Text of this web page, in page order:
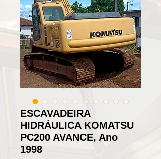
ESCAVADEIRA
HIDRÁULICA KOMATSU
PC200 AVANCE, Ano
1998